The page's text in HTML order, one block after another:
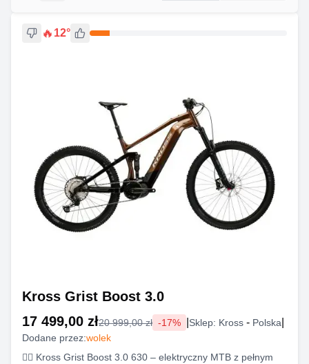
🔥 12°
Kross Grist Boost 3.0
17 499,00 zł20 999,00 zł -17% Sklep: Kross - Polska
Dodane przez:wolek
🚵‍♂️ Kross Grist Boost 3.0 630 – elektryczny MTB z pełnym